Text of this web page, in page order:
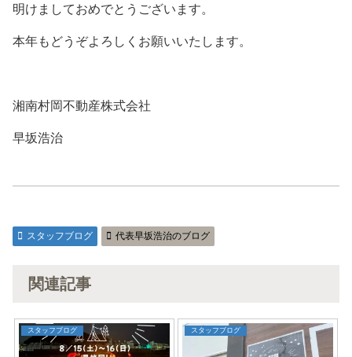
明けましておめでとうございます。
本年もどうぞよろしくお願いいたします。
湘南村岡不動産株式会社
早坂浩治
スタッフブログ 代表早坂浩治のブログ
関連記事
スタッフブログ スタッフブログ